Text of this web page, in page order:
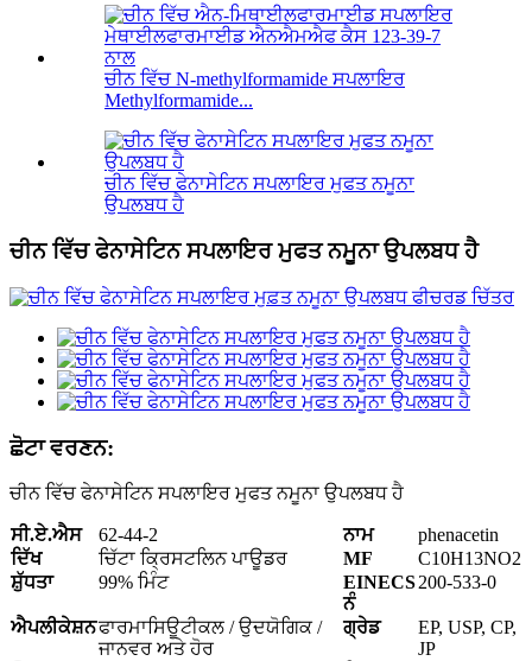
ਚੀਨ ਵਿੱਚ N-methylformamide ਸਪਲਾਇਰ
Methylformamide...
ਚੀਨ ਵਿੱਚ ਫੇਨਾਸੇਟਿਨ ਸਪਲਾਇਰ ਮੁਫਤ ਨਮੂਨਾ
ਉਪਲਬਧ ਹੈ
ਚੀਨ ਵਿੱਚ ਫੇਨਾਸੇਟਿਨ ਸਪਲਾਇਰ ਮੁਫਤ ਨਮੂਨਾ ਉਪਲਬਧ ਹੈ
ਛੋਟਾ ਵਰਣਨ:
ਚੀਨ ਵਿੱਚ ਫੇਨਾਸੇਟਿਨ ਸਪਲਾਇਰ ਮੁਫਤ ਨਮੂਨਾ ਉਪਲਬਧ ਹੈ
ਸੀ.ਏ.ਐਸ 62-44-2 ਨਾਮ
phenacetin
ਦਿੱਖ
ਚਿੱਟਾ ਕ੍ਰਿਸਟਲਿਨ ਪਾਊਡਰ MF
C10H13NO2
ਸ਼ੁੱਧਤਾ
99% ਮਿੰਟ
EINECS
ਨੰ
200-533-0
ਐਪਲੀਕੇਸ਼ਨਫਾਰਮਾਸਿਊਟੀਕਲ / ਉਦਯੋਗਿਕ /
ਜਾਨਵਰ ਅਤੇ ਹੋਰ
ਗ੍ਰੇਡ
EP, USP, CP,
JP